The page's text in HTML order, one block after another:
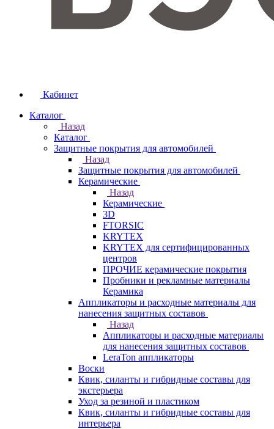
Кабинет
Каталог
Назад
Каталог
Защитные покрытия для автомобилей
Назад
Защитные покрытия для автомобилей
Керамические
Назад
Керамические
3D
FTORSIC
KRYTEX
KRYTEX для сертифицированных
центров
ПРОЧИЕ керамические покрытия
Пробники и рекламные материалы
Керамика
Аппликаторы и расходные материалы для
нанесения защитных составов
Назад
Аппликаторы и расходные материалы
для нанесения защитных составов
LeraTon аппликаторы
Воски
Квик, силанты и гибридные составы для
экстерьера
Уход за резиной и пластиком
Квик, силанты и гибридные составы для
интерьера